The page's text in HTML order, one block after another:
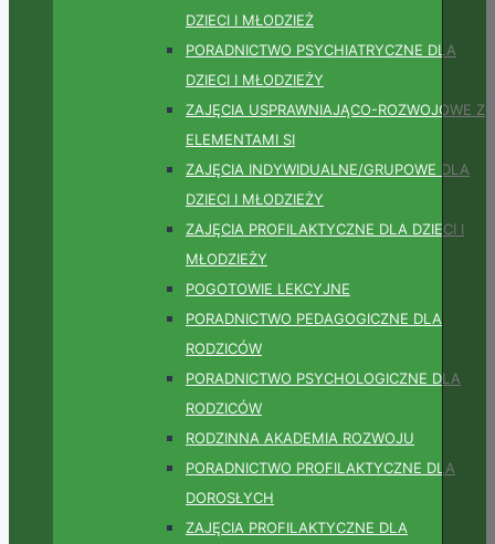
DZIECI I MŁODZIEŻ
PORADNICTWO PSYCHIATRYCZNE DLA
DZIECI I MŁODZIEŻY
ZAJĘCIA USPRAWNIAJĄCO-ROZWOJOWE Z
ELEMENTAMI SI
ZAJĘCIA INDYWIDUALNE/GRUPOWE DLA
DZIECI I MŁODZIEŻY
ZAJĘCIA PROFILAKTYCZNE DLA DZIECI I
MŁODZIEŻY
POGOTOWIE LEKCYJNE
PORADNICTWO PEDAGOGICZNE DLA
RODZICÓW
PORADNICTWO PSYCHOLOGICZNE DLA
RODZICÓW
RODZINNA AKADEMIA ROZWOJU
PORADNICTWO PROFILAKTYCZNE DLA
DOROSŁYCH
ZAJĘCIA PROFILAKTYCZNE DLA